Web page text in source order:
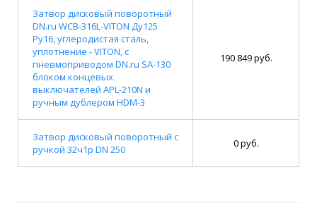
Затвор дисковый поворотный
DN.ru WCB-316L-VITON Ду125
Ру16, углеродистая сталь,
уплотнение - VITON, с
пневмоприводом DN.ru SA-130
блоком концевых
выключателей APL-210N и
ручным дублером HDM-3
190 849 руб.
Затвор дисковый поворотный с
ручкой 32ч1р DN 250
0 руб.